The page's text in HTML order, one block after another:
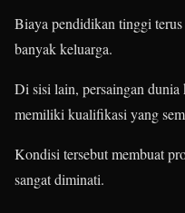
Biaya pendidikan tinggi terus
banyak keluarga.
Di sisi lain, persaingan
memiliki kualifikasi yang
Kondisi tersebut membuat
sangat diminati.